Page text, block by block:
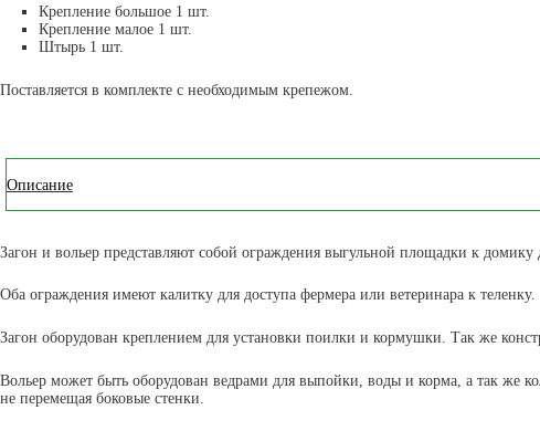
Крепление большое 1 шт.
Крепление малое 1 шт.
Штырь 1 шт.
Поставляется в комплекте с необходимым крепежом.
Описание
Загон и вольер представляют собой ограждения выгульной площадки к
Оба ограждения имеют калитку для доступа фермера или ветеринара к теленку.
Загон оборудован креплением для установки поилки и кормушки. Так же
Вольер может быть оборудован ведрами для выпойки, воды и корма, а так же
не перемещая боковые стенки.